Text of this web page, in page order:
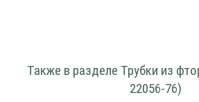
Также в разделе Трубки из
22056-76)